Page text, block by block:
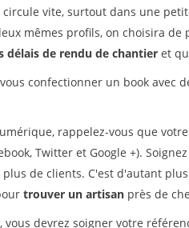
vite, surtout dans une
mêmes profils, on choisira
délais de rendu de chantier et
confectionner un book avec
rappelez-vous que
Twitter et Google +).
de clients. C'est d'autant
trouver un artisan près de
vous devrez soigner votre